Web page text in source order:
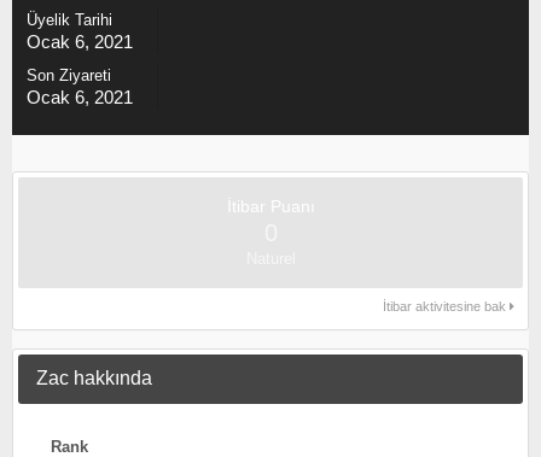
Üyelik Tarihi
Ocak 6, 2021
Son Ziyareti
Ocak 6, 2021
İtibar Puanı
İtibar aktivitesine bak
Zac hakkında
Rank